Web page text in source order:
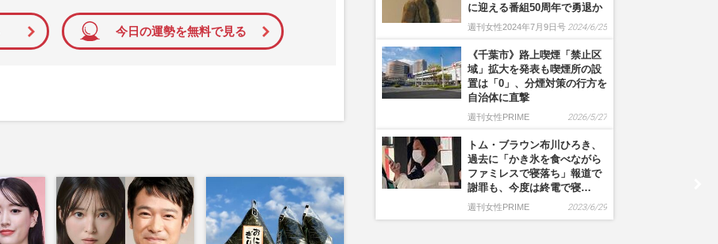
今日の運勢を無料で見る
に迎える番組50周年で勇退か
週刊女性2024年7月9日号 2024/6/25
《千葉市》路上喫煙「禁止区
域」拡大を発表も喫煙所の設
置は「0」、分煙対策の行方を
自治体に直撃
週刊女性PRIME 2026/5/27
トム・ブラウン布川ひろき、
過去に「かき氷を食べながら
ファミレスで寝落ち」報道で
謝罪も、今度は終電で寝…
週刊女性PRIME 2023/6/29